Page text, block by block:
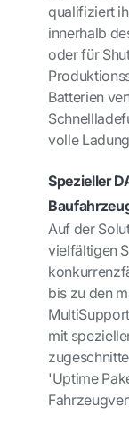
qualifiziert
innerhalb
oder für
Batterien
volle
Spezieller
Auf der
vielfältigen
bis zu den
mit
'Uptime